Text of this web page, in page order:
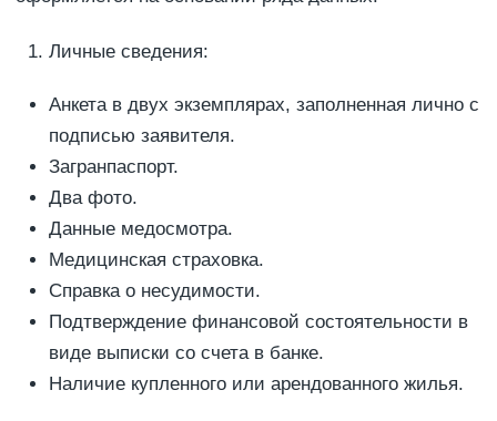
Личные сведения:
Анкета в двух экземплярах, заполненная лично с
подписью заявителя.
Загранпаспорт.
Два фото.
Данные медосмотра.
Медицинская страховка.
Справка о несудимости.
Подтверждение финансовой состоятельности в
виде выписки со счета в банке.
Наличие купленного или арендованного жилья.